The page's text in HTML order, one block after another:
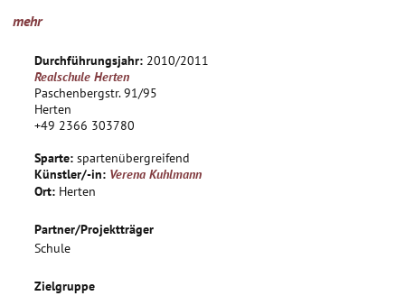
Bildnerisches, visuelles Umsetzen der Geschichte, die
Auseinandersetzung mit dem Thema des Stückes voraus. Die
Kinder sollen ihre Fähigkeiten und Stärken erkennen, um
daraus die besten Ergebnisse zur Umsetzung der Kulissen zu
filtern. Die gezielte Wahrnehmung wird geschult und hat
positive Auswirkung auf weitere Lernbereiche der Schule
(Aufnahmefähigkeit, Konzentration). Die praktische
Umsetzung mit verschiedenen Materialien ermöglicht das
Theateraufführung in der Schule wird das Ergebnis des
Kunstprojektes lebendig vorgestellt.
mehr
Durchführungsjahr: 2010/2011
Realschule Herten
Paschenbergstr. 91/95
Herten
+49 2366 303780
Sparte: spartenübergreifend
Künstler/-in: Verena Kuhlmann
Ort: Herten
Partner/Projektträger
Schule
Zielgruppe